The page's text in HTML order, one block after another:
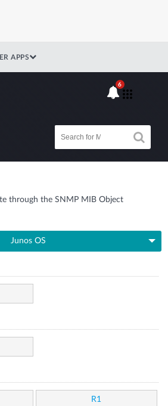
APPS
6
through the SNMP MIB Object
Junos OS
R1